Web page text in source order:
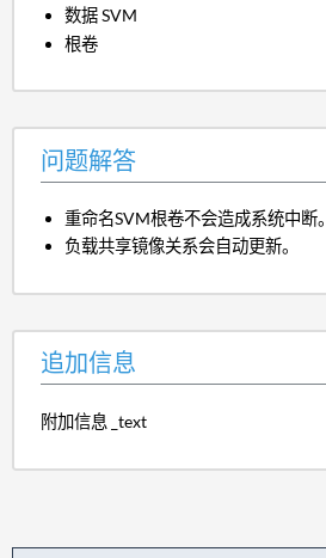
数据 SVM
根卷
问题解答
重命名SVM根卷不会造成系统中断。
负载共享镜像关系会自动更新。
追加信息
附加信息 _text